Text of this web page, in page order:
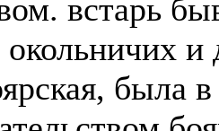
встарь
окольничих
была